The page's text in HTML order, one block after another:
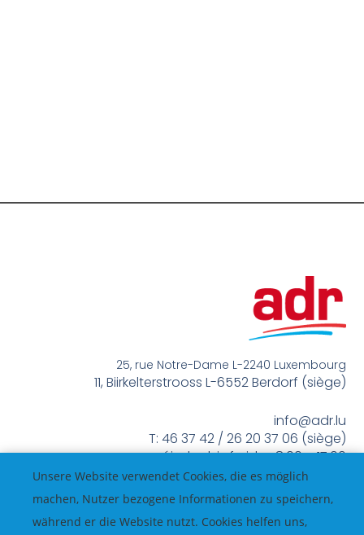
25, rue Notre-Dame L-2240 Luxembourg
11, Biirkelterstrooss L-6552 Berdorf (siège)
info@adr.lu
T: 46 37 42 / 26 20 37 06 (siège)
méindes bis freides 8:00 – 17:00
Unsere Website verwendet Cookies, die es möglich
machen, Nutzer bezogene Informationen zu speichern,
während er die Website nutzt. Cookies helfen uns,